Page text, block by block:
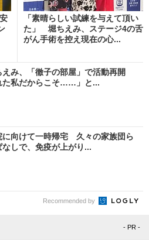
「素晴らしい試練を与えて頂い
た」 堀ちえみ、ステージ4の舌
がん手術を控え現在の心...
み、「徹子の部屋」で活動再開
私だからこそ……」と...
に向けて一時帰宅 久々の家族団ら
なしで、免疫が上がり...
Recommended by
- PR -